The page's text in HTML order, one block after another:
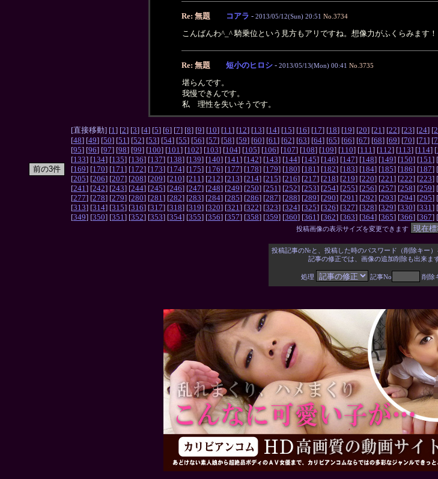
Re: 無題 コアラ - 2013/05/12(Sun) 20:51 No.3734
こんばんわ^_^ 騎乗位という見方もアリですね。想像力がふくらみます！
Re: 無題 短小のヒロシ - 2013/05/13(Mon) 00:41 No.3735
堪らんです。
我慢できんです。
私 理性を失いそうです。
[直接移動] [1] [2] [3] [4] [5] [6] [7] [8] [9] [10] [11] [12] [13] [14] [15] [16] [17] [18] [19] [20] [21] [22] [23] [24] [
[48] [49] [50] [51] [52] [53] [54] [55] [56] [57] [58] [59] [60] [61] [62] [63] [64] [65] [66] [67] [68] [69] [70] [71] [
[95] [96] [97] [98] [99] [100] [101] [102] [103] [104] [105] [106] [107] [108] [109] [110] [111] [112] [113] [114] [
[133] [134] [135] [136] [137] [138] [139] [140] [141] [142] [143] [144] [145] [146] [147] [148] [149] [150] [151] [
[169] [170] [171] [172] [173] [174] [175] [176] [177] [178] [179] [180] [181] [182] [183] [184] [185] [186] [187] [
[205] [206] [207] [208] [209] [210] [211] [212] [213] [214] [215] [216] [217] [218] [219] [220] [221] [222] [223] [
[241] [242] [243] [244] [245] [246] [247] [248] [249] [250] [251] [252] [253] [254] [255] [256] [257] [258] [259] [
[277] [278] [279] [280] [281] [282] [283] [284] [285] [286] [287] [288] [289] [290] [291] [292] [293] [294] [295] [
[313] [314] [315] [316] [317] [318] [319] [320] [321] [322] [323] [324] [325] [326] [327] [328] [329] [330] [331] [
[349] [350] [351] [352] [353] [354] [355] [356] [357] [358] [359] [360] [361] [362] [363] [364] [365] [366] [367] [
投稿画像の表示サイズを変更できます
投稿記事の№と、投稿した時のパスワード（削除キー
記事の修正では、画像の追加削除も出来ま
処理 記事No 削除